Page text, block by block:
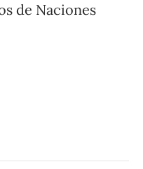
de Naciones